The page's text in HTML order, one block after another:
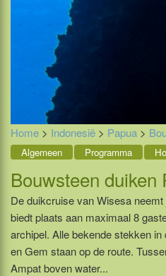
Home > Indonesië > Papua >
Algemeen Programma
Bouwsteen
De duikcruise van Wisesa
biedt plaats aan maximaal 8
archipel. Alle bekende stekken
en Gem staan op de route.
Ampat boven water...